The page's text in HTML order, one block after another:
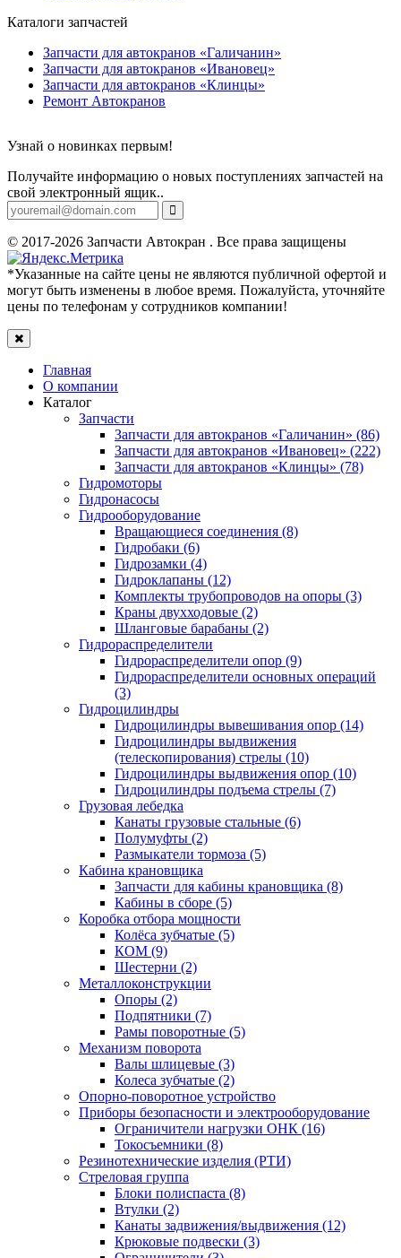
Каталоги запчастей
Запчасти для автокранов «Галичанин»
Запчасти для автокранов «Ивановец»
Запчасти для автокранов «Клинцы»
Ремонт Автокранов
Узнай о новинках первым!
Получайте информацию о новых поступлениях запчастей на
свой электронный ящик..
© 2017-2026 Запчасти Автокран . Все права защищены
*Указанные на сайте цены не являются публичной офертой и
могут быть изменены в любое время. Пожалуйста, уточняйте
цены по телефонам у сотрудников компании!
Главная
О компании
Каталог
Запчасти
Запчасти для автокранов «Галичанин» (86)
Запчасти для автокранов «Ивановец» (222)
Запчасти для автокранов «Клинцы» (78)
Гидромоторы
Гидронасосы
Гидрооборудование
Вращающиеся соединения (8)
Гидробаки (6)
Гидрозамки (4)
Гидроклапаны (12)
Комплекты трубопроводов на опоры (3)
Краны двухходовые (2)
Шланговые барабаны (2)
Гидрораспределители
Гидрораспределители опор (9)
Гидрораспределители основных операций
(3)
Гидроцилиндры
Гидроцилиндры вывешивания опор (14)
Гидроцилиндры выдвижения
(телескопирования) стрелы (10)
Гидроцилиндры выдвижения опор (10)
Гидроцилиндры подъема стрелы (7)
Грузовая лебедка
Канаты грузовые стальные (6)
Полумуфты (2)
Размыкатели тормоза (5)
Кабина крановщика
Запчасти для кабины крановщика (8)
Кабины в сборе (5)
Коробка отбора мощности
Колёса зубчатые (5)
КОМ (9)
Шестерни (2)
Металлоконструкции
Опоры (2)
Подпятники (7)
Рамы поворотные (5)
Механизм поворота
Валы шлицевые (3)
Колеса зубчатые (2)
Опорно-поворотное устройство
Приборы безопасности и электрооборудование
Ограничители нагрузки ОНК (16)
Токосъемники (8)
Резинотехнические изделия (РТИ)
Стреловая группа
Блоки полиспаста (8)
Втулки (2)
Канаты задвижения/выдвижения (12)
Крюковые подвески (3)